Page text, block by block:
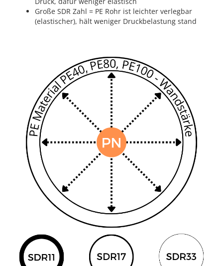
Große SDR Zahl = PE Rohr ist leichter verlegbar
(elastischer), hält weniger Druckbelastung stand